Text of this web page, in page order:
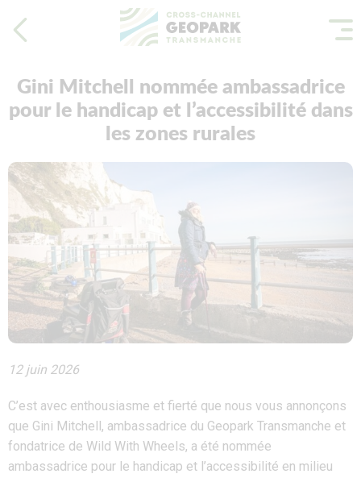
Gini Mitchell nommée ambassadrice
pour le handicap et l’accessibilité dans
les zones rurales
12 juin 2026
C’est avec enthousiasme et fierté que nous vous annonçons
que Gini Mitchell, ambassadrice du Geopark Transmanche et
fondatrice de Wild With Wheels, a été nommée
ambassadrice pour le handicap et l’accessibilité en milieu